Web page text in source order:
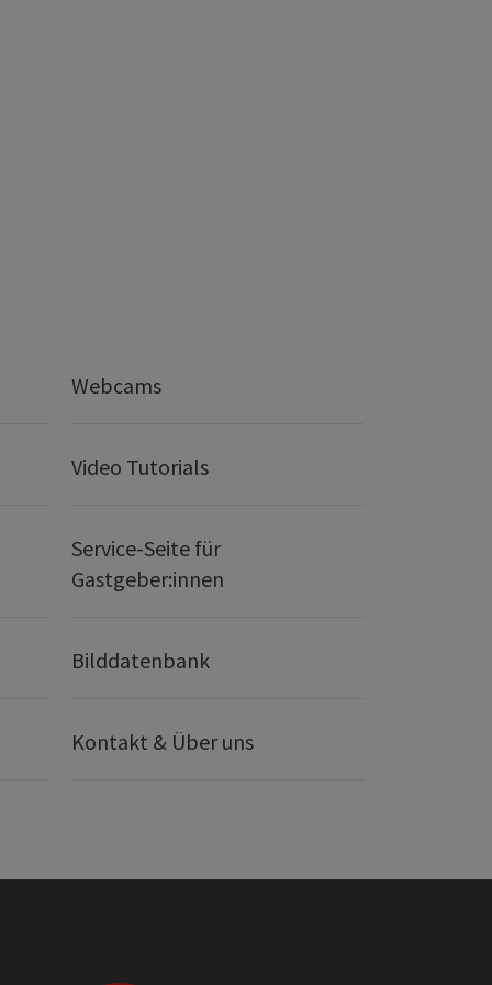
Webcams
Video Tutorials
Service-Seite für
Gastgeber:innen
Bilddatenbank
Kontakt & Über uns